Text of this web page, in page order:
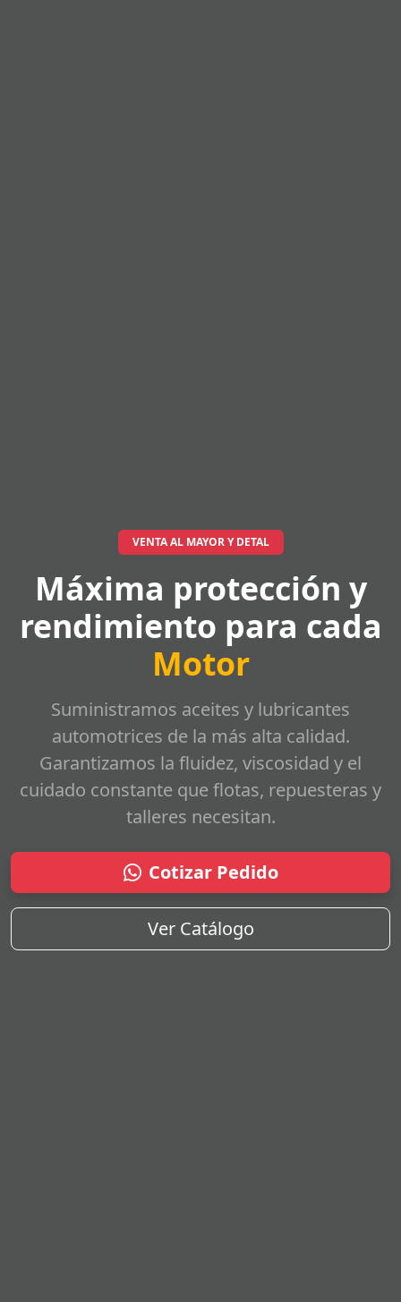
VENTA AL MAYOR Y DETAL
Máxima protección y
rendimiento para cada
Motor
Suministramos aceites y lubricantes
automotrices de la más alta calidad.
Garantizamos la fluidez, viscosidad y el
cuidado constante que flotas, repuesteras y
talleres necesitan.
Cotizar Pedido
Ver Catálogo